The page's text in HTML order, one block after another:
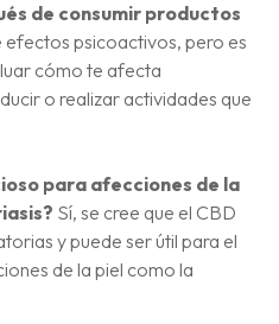
de consumir productos
efectos psicoactivos, pero es
cómo te afecta
o realizar actividades que
para afecciones de la
Sí, se cree que el CBD
y puede ser útil para el
de la piel como la